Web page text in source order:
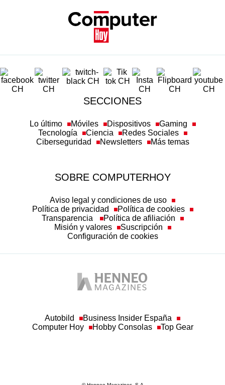
SECCIONES
Tecnología
Ciencia
Redes Sociales
Ciberseguridad
Newsletters Más temas
Política de privacidad
Política de cookies
Transparencia
Política de afiliación
Misión y valores
Suscripción
Configuración de cookies
Computer Hoy
Hobby Consolas Top Gear